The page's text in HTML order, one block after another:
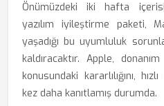
Önümüzdeki iki hafta
yazılım iyileştirme paketi,
yaşadığı bu uyumluluk
kaldıracaktır. Apple,
konusundaki kararlılığını,
kez daha kanıtlamış durumda.